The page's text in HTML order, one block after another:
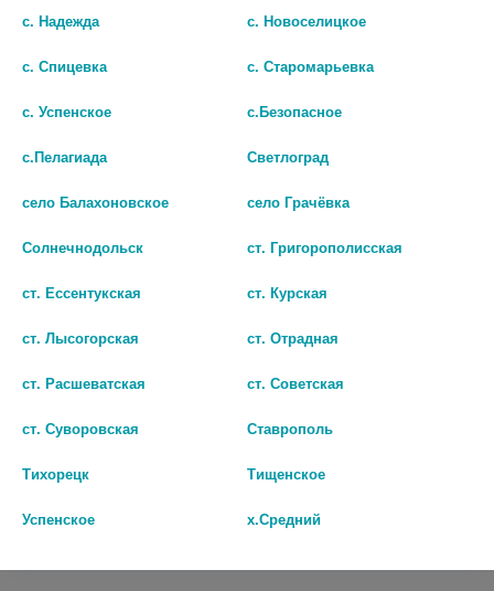
ФЛАКОНОВ 3В1 LX0014
158
В КОРЗИНУ
ВАННЫ КИТ 1382529
168
с. Надежда с. Новоселицкое
с. Спицевка с. Старомарьевка
с. Успенское с.Безопасное
с.Пелагиада Светлоград
село Балахоновское село Грачёвка
Солнечнодольск ст. Григорополисская
ст. Ессентукская ст. Курская
ст. Лысогорская ст. Отрадная
ст. Расшеватская ст. Советская
ст. Суворовская Ставрополь
Тихорецк Тищенское
Успенское х.Средний